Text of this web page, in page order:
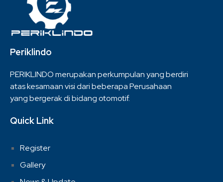
Periklindo
PERIKLINDO merupakan perkumpulan yang berdiri
atas kesamaan visi dari beberapa Perusahaan
yang bergerak di bidang otomotif.
Quick Link
Register
Gallery